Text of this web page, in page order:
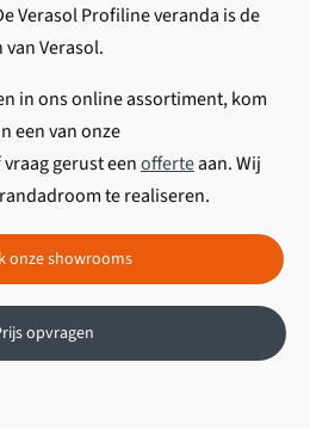
Verasol Profiline veranda is de
Verasol.
in ons online assortiment, kom
een van onze
gerust eenofferteaan. Wij
te realiseren.
onze showrooms
opvragen